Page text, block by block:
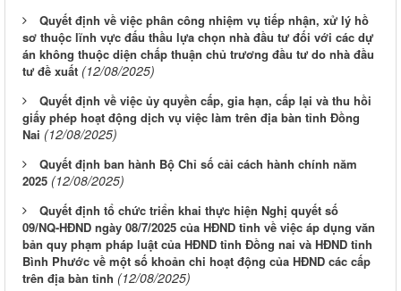
Quyết định về việc phân công nhiệm vụ tiếp nhận, xử lý hồ
sơ thuộc lĩnh vực đấu thầu lựa chọn nhà đầu tư đối với các dự
án không thuộc diện chấp thuận chủ trương đầu tư do nhà đầu
tư đề xuất (12/08/2025)
Quyết định về việc ủy quyền cấp, gia hạn, cấp lại và thu hồi
giấy phép hoạt động dịch vụ việc làm trên địa bàn tỉnh Đồng
Nai (12/08/2025)
Quyết định ban hành Bộ Chỉ số cải cách hành chính năm
2025 (12/08/2025)
Quyết định tổ chức triển khai thực hiện Nghị quyết số
09/NQ-HĐND ngày 08/7/2025 của HĐND tỉnh về việc áp dụng văn
bản quy phạm pháp luật của HĐND tỉnh Đồng nai và HĐND tỉnh
Bình Phước về một số khoản chi hoạt động của HĐND các cấp
trên địa bàn tỉnh (12/08/2025)